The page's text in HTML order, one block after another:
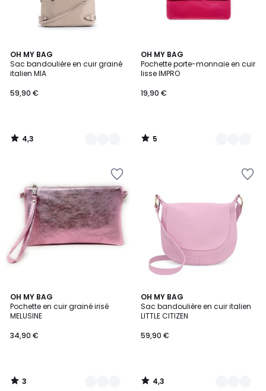
OH MY BAG
Sac bandoulière en cuir grainé
italien MIA
59,90 €
4,3
/ 5
11
Couleurs
4,3
/
OH MY BAG
Pochette porte-monnaie en cuir
lisse IMPRO
19,90 €
5
/
5
19
Couleurs
5
/
OH MY BAG
Pochette en cuir grainé irisé
MELUSINE
34,90 €
3
/
5
19
Couleurs
3
/
OH MY BAG
Sac bandoulière en cuir italien
LITTLE CITIZEN
59,90 €
4,3
/ 5
24
Couleurs
4,3
/